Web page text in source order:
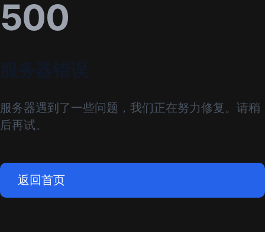
500
服务器遇到了一些问题，我们正在努力修复。请稍
后再试。
返回首页